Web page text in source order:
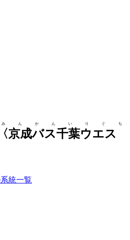
京成バス千葉ウエス
んかんいりぐち
統一覧